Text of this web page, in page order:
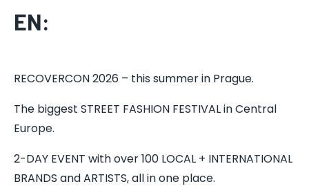
EN:
RECOVERCON 2026 – this summer in Prague.
The biggest STREET FASHION FESTIVAL in Central
Europe.
2-DAY EVENT with over 100 LOCAL + INTERNATIONAL
BRANDS and ARTISTS, all in one place.